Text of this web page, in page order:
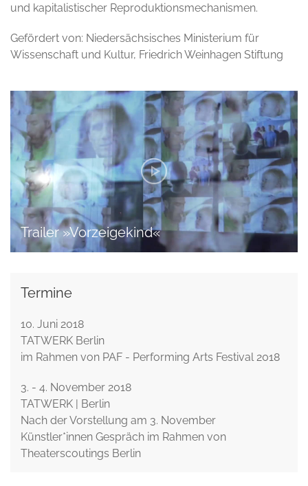
und kapitalistischer Reproduktionsmechanismen.
Gefördert von: Niedersächsisches Ministerium für
Wissenschaft und Kultur, Friedrich Weinhagen Stiftung
Trailer »Vorzeigekind«
Termine
10. Juni 2018
TATWERK Berlin
im Rahmen von PAF - Performing Arts Festival 2018
3. - 4. November 2018
TATWERK | Berlin
Nach der Vorstellung am 3. November
Künstler*innen Gespräch im Rahmen von
Theaterscoutings Berlin